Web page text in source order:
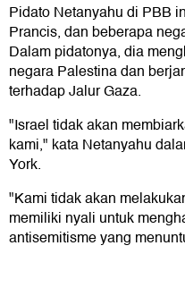
Pidato Netanyahu di PBB
Prancis, dan beberapa
Dalam pidatonya, dia
negara Palestina dan
terhadap Jalur Gaza.
"Israel tidak akan
kami," kata Netanyahu
York.
"Kami tidak akan
memiliki nyali untuk
antisemitisme yang